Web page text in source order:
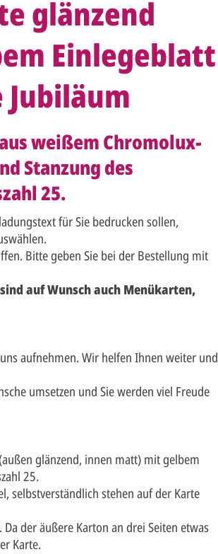
glänzend
Einlegeblatt
Jubiläum
weißem Chromolux-
Stanzung des
25.
für Sie bedrucken sollen,
Bitte geben Sie bei der Bestellung mit
auf Wunsch auch Menükarten,
aufnehmen. Wir helfen Ihnen weiter und
umsetzen und Sie werden viel Freude
glänzend, innen matt) mit gelbem
25.
selbstverständlich stehen auf der Karte
der äußere Karton an drei Seiten etwas
Karte.